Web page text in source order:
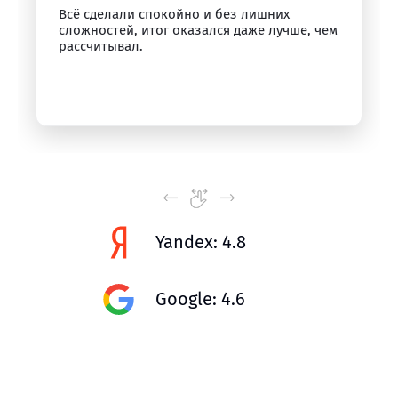
Всё сделали спокойно и без лишних
сложностей, итог оказался даже лучше, чем
рассчитывал.
Yandex: 4.8
Google: 4.6